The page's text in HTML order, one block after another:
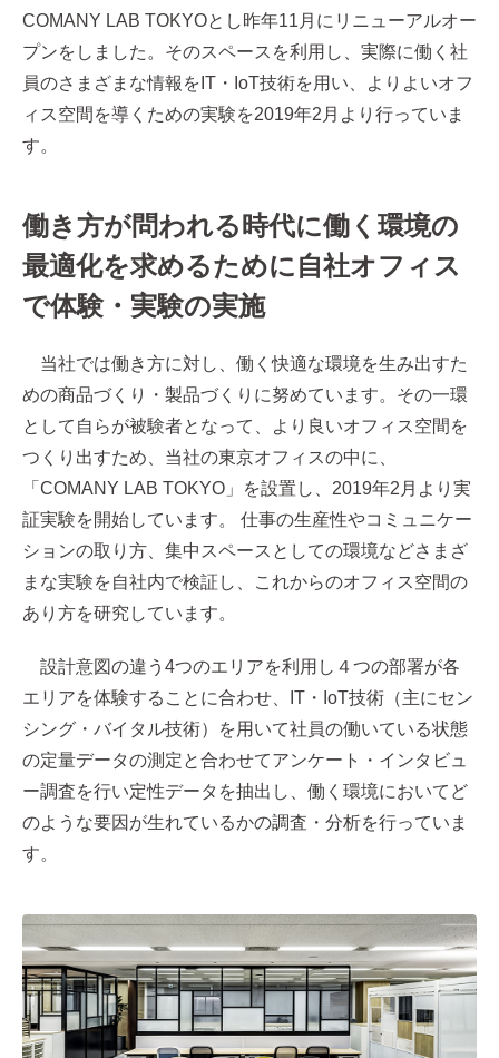
COMANY LAB TOKYOとし昨年11月にリニューアルオー
プンをしました。そのスペースを利用し、実際に働く社
員のさまざまな情報をIT・IoT技術を用い、よりよいオフ
ィス空間を導くための実験を2019年2月より行っていま
す。
働き方が問われる時代に働く環境の
最適化を求めるために自社オフィス
で体験・実験の実施
当社では働き方に対し、働く快適な環境を生み出すた
めの商品づくり・製品づくりに努めています。その一環
として自らが被験者となって、より良いオフィス空間を
つくり出すため、当社の東京オフィスの中に、
「COMANY LAB TOKYO」を設置し、2019年2月より実
証実験を開始しています。 仕事の生産性やコミュニケー
ションの取り方、集中スペースとしての環境などさまざ
まな実験を自社内で検証し、これからのオフィス空間の
あり方を研究しています。
設計意図の違う4つのエリアを利用し４つの部署が各
エリアを体験することに合わせ、IT・IoT技術（主にセン
シング・バイタル技術）を用いて社員の働いている状態
の定量データの測定と合わせてアンケート・インタビュ
ー調査を行い定性データを抽出し、働く環境においてど
のような要因が生れているかの調査・分析を行っていま
す。